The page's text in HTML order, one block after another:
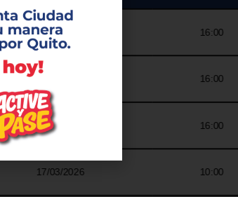
21/01/2026 16:00
16:00
06/02/2026 16:00
17/03/2026 10:00